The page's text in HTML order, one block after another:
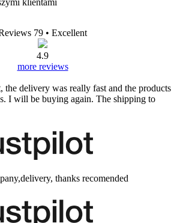
klientami
79 • Excellent
4.9
more reviews
the delivery was really fast and the products
I will be buying again. The shipping to
thanks recomended